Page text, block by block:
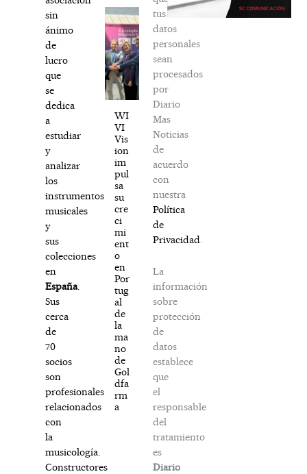
sin
ánimo
de
lucro
que
se
dedica
a
estudiar
y
analizar
los
instrumentos
musicales
y
sus
colecciones
en
España.
Sus
cerca
de
70
socios
son
profesionales
relacionados
con
la
musicología.
Constructores
WI
VI
Vis
ion
im
pul
sa
su
cre
ci
mi
ent
o
en
Por
tug
al
de
la
ma
no
de
Gol
dfa
rm
a
tus
datos
personales
sean
procesados
por
Diario
Mas
Noticias
de
acuerdo
con
nuestra
Política
de
Privacidad
La
información
sobre
protección
de
datos
establece
que
el
responsable
del
tratamiento
es
Diario